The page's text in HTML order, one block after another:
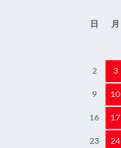
日 月
2 3
9 10
16 17
23 24